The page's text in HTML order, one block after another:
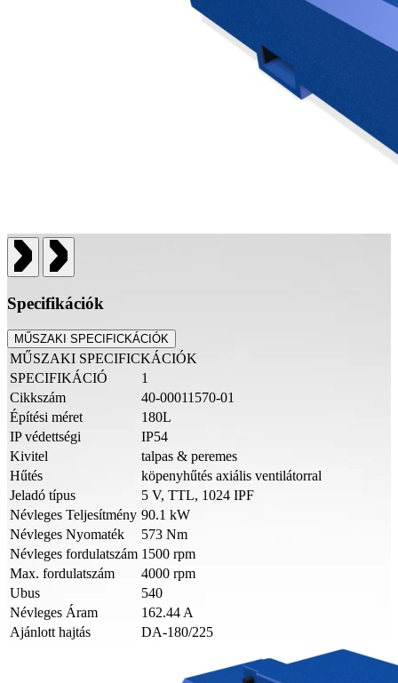
Specifikációk
MŰSZAKI SPECIFICKÁCIÓK
MŰSZAKI SPECIFICKÁCIÓK
SPECIFIKÁCIÓ
1
Cikkszám
40-00011570-01
Építési méret
180L
IP védettségi
IP54
Kivitel
talpas & peremes
Hűtés
köpenyhűtés axiális ventilátorral
Jeladó típus
5 V, TTL, 1024 IPF
Névleges Teljesítmény 90.1 kW
Névleges Nyomaték
573 Nm
Névleges fordulatszám 1500 rpm
Max. fordulatszám
4000 rpm
Ubus
540
Névleges Áram
162.44 A
Ajánlott hajtás
DA-180/225